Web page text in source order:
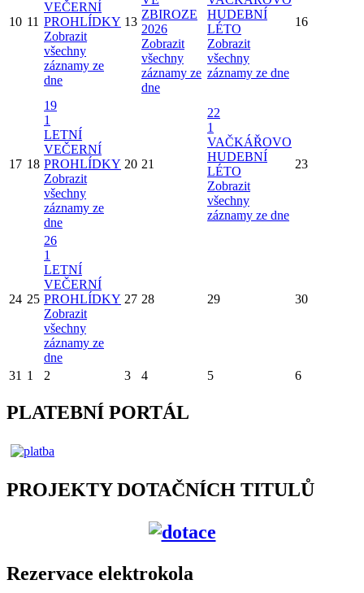
10 11
VEČERNÍ
PROHLÍDKY
Zobrazit
všechny
záznamy ze
dne
13
ZBIROZE
2026
Zobrazit
všechny
záznamy ze
dne
HUDEBNÍ
LÉTO
Zobrazit
všechny
záznamy ze dne
16
17 18
19
1
LETNÍ
VEČERNÍ
PROHLÍDKY
Zobrazit
všechny
záznamy ze
dne
20 21
22
1
VAČKÁŘOVO
HUDEBNÍ
LÉTO
Zobrazit
všechny
záznamy ze dne
23
24 25
26
1
LETNÍ
VEČERNÍ
PROHLÍDKY
Zobrazit
všechny
záznamy ze
dne
27 28 29 30
31 1 2 3 4 5 6
PLATEBNÍ PORTÁL
PROJEKTY DOTAČNÍCH TITULŮ
Rezervace elektrokola